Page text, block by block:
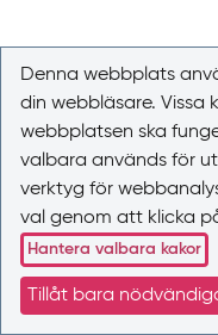
Denna webbplats
din webbläsare.
webbplatsen ska
valbara används för
verktyg för
val genom att klicka
Hantera valbara kakor
Tillåt bara